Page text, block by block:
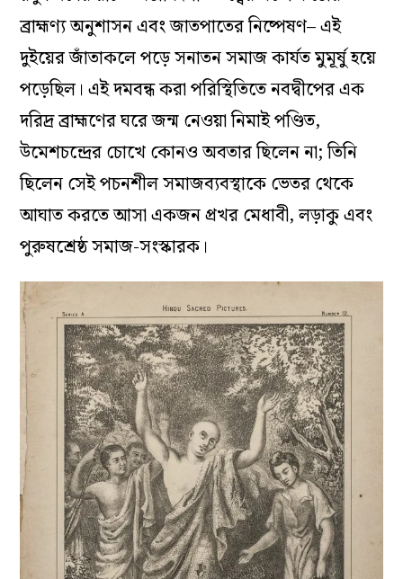
ব্রাহ্মণ্য অনুশাসন এবং জাতপাতের নিষ্পেষণ– এই
দুইয়ের জাঁতাকলে পড়ে সনাতন সমাজ কার্যত মুমূর্ষু হয়ে
পড়েছিল। এই দমবন্ধ করা পরিস্থিতিতে নবদ্বীপের এক
দরিদ্র ব্রাহ্মণের ঘরে জন্ম নেওয়া নিমাই পণ্ডিত,
উমেশচন্দ্রের চোখে কোনও অবতার ছিলেন না; তিনি
ছিলেন সেই পচনশীল সমাজব্যবস্থাকে ভেতর থেকে
আঘাত করতে আসা একজন প্রখর মেধাবী, লড়াকু এবং
পুরুষশ্রেষ্ঠ সমাজ-সংস্কারক।